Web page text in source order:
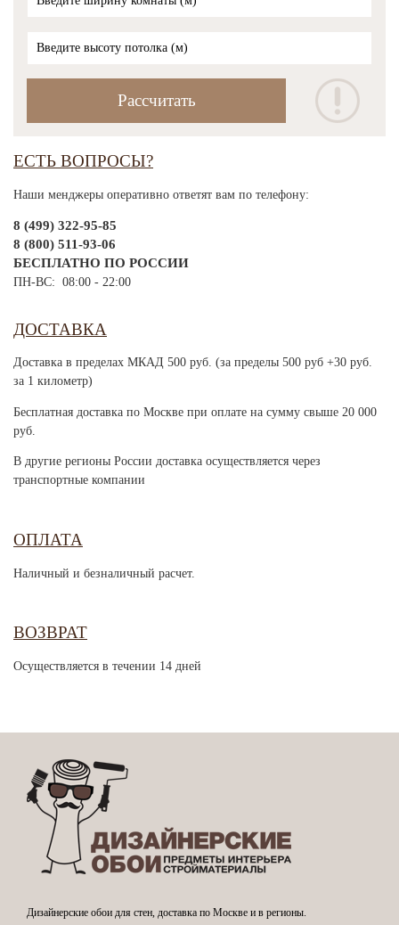
ЕСТЬ ВОПРОСЫ?
Наши менджеры оперативно ответят вам по телефону:
8 (499) 322-95-85
8 (800) 511-93-06
БЕСПЛАТНО ПО РОССИИ
ПН-ВС: 08:00 - 22:00
ДОСТАВКА
Доставка в пределах МКАД 500 руб. (за пределы 500 руб +30 руб.
за 1 километр)
Бесплатная доставка по Москве при оплате на сумму свыше 20 000
руб.
В другие регионы России доставка осуществляется через
транспортные компании
ОПЛАТА
Наличный и безналичный расчет.
ВОЗВРАТ
Осуществляется в течении 14 дней
Дизайнерские обои для стен, доставка по Москве и в регионы.